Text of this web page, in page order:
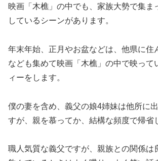
映画「木樵」の中でも、家族大勢で集ま
しているシーンがあります。
年末年始、正月やお盆などは、他県に住
なども集めて映画「木樵」の中で映って
ィーをします。
僕の妻を含め、義父の娘4姉妹は他所に
すが、親を慕ってか、結構な頻度で帰省
職人気質な義父ですが、親族との関係は